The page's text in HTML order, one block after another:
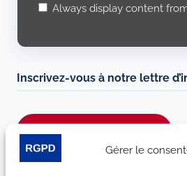
Gérer le
Always display content
Inscrivez-vous à notre lettre